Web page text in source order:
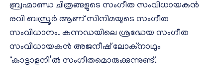
ബ്രഹ്മാണ്ഡ ചിത്രങ്ങളുടെ സംഗീത സംവിധായകൻ
രവി ബസ്രൂർ ആണ് സിനിമയുടെ സംഗീത
സംവിധാനം. കന്നഡയിലെ ശ്രദ്ധേയ സംഗീത
സംവിധായകൻ അജനീഷ് ലോക്നാഥും
‘കാട്ടാളനി’ൽ സംഗീതമൊരുക്കുന്നുണ്ട്.